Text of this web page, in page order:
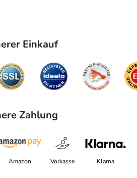
Einkauf
Zahlung
Amazon Vorkasse Klarna